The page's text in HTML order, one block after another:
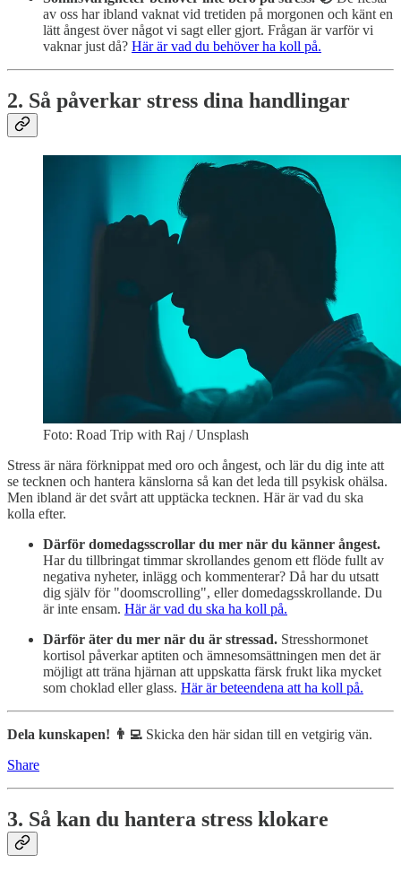
av oss har ibland vaknat vid tretiden på morgonen och känt en
lätt ångest över något vi sagt eller gjort. Frågan är varför vi
vaknar just då? Här är vad du behöver ha koll på.
2. Så påverkar stress dina handlingar
Foto: Road Trip with Raj / Unsplash
Stress är nära förknippat med oro och ångest, och lär du dig inte att
se tecknen och hantera känslorna så kan det leda till psykisk ohälsa.
Men ibland är det svårt att upptäcka tecknen. Här är vad du ska
kolla efter.
Därför domedagsscrollar du mer när du känner ångest.
Har du tillbringat timmar skrollandes genom ett flöde fullt av
negativa nyheter, inlägg och kommenterar? Då har du utsatt
dig själv för "doomscrolling", eller domedagsskrollande. Du
är inte ensam. Här är vad du ska ha koll på.
Därför äter du mer när du är stressad. Stresshormonet
kortisol påverkar aptiten och ämnesomsättningen men det är
möjligt att träna hjärnan att uppskatta färsk frukt lika mycket
som choklad eller glass. Här är beteendena att ha koll på.
Dela kunskapen! 👨‍💻 Skicka den här sidan till en vetgirig vän.
Share
3. Så kan du hantera stress klokare